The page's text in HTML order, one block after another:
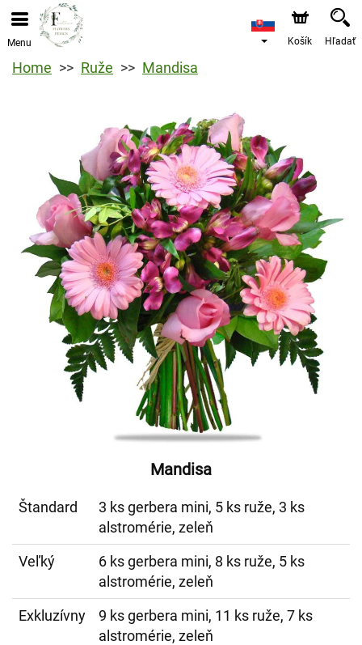
Menu Košík Hľadať
Home Ruže Mandisa
Mandisa
Štandard
3 ks gerbera mini, 5 ks ruže, 3 ks
alstromérie, zeleň
Veľký
6 ks gerbera mini, 8 ks ruže, 5 ks
alstromérie, zeleň
Exkluzívny
9 ks gerbera mini, 11 ks ruže, 7 ks
alstromérie, zeleň